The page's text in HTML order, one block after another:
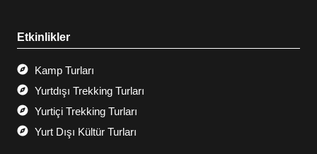
Etkinlikler
Kamp Turları
Yurtdışı Trekking Turları
Yurtiçi Trekking Turları
Yurt Dışı Kültür Turları